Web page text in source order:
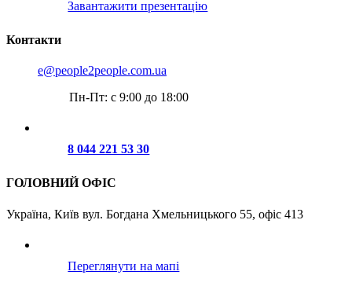
Завантажити презентацію
Контакти
e@people2people.com.ua
Пн-Пт: с 9:00 до 18:00
8 044 221 53 30
ГОЛОВНИЙ ОФІС
Україна, Київ вул. Богдана Хмельницького 55, офіс 413
Переглянути на мапі